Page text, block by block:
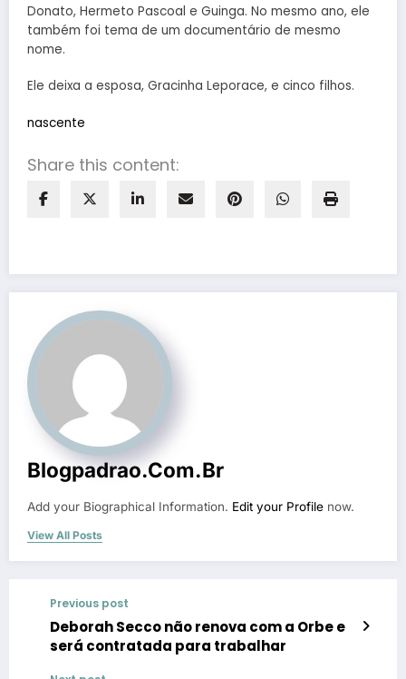
Donato, Hermeto Pascoal e Guinga. No mesmo ano, ele
também foi tema de um documentário de mesmo
nome.
Ele deixa a esposa, Gracinha Leporace, e cinco filhos.
nascente
Share this content:
Blogpadrao.com.br
Add your Biographical Information. Edit your Profile now.
View All Posts
Previous post
Deborah Secco não renova com a Orbe e
será contratada para trabalhar